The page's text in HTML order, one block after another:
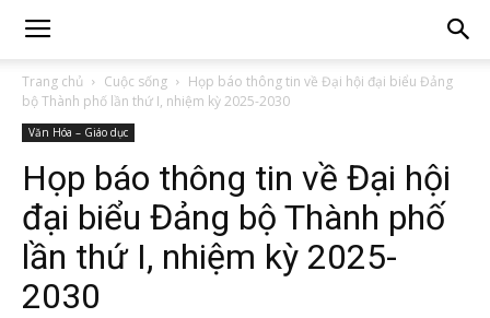
Trang chủ Cuộc sống
Họp báo thông tin về Đại hội đại biểu Đảng
bộ Thành phố lần thứ I, nhiệm kỳ 2025-2030
Văn Hóa – Giáo dục
Họp báo thông tin về Đại hội
đại biểu Đảng bộ Thành phố
lần thứ I, nhiệm kỳ 2025-
2030